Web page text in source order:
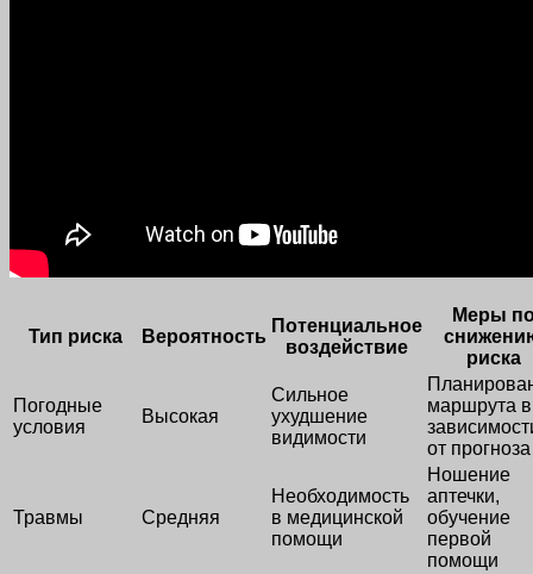
Тип риска Вероятность
Потенциальное
воздействие
Меры
риска
Погодные
условия
Высокая
Сильное
ухудшение
видимости
маршрута в
от прогноза
Травмы Средняя
Необходимость
в медицинской
помощи
Ношение
аптечки,
обучение
первой
помощи